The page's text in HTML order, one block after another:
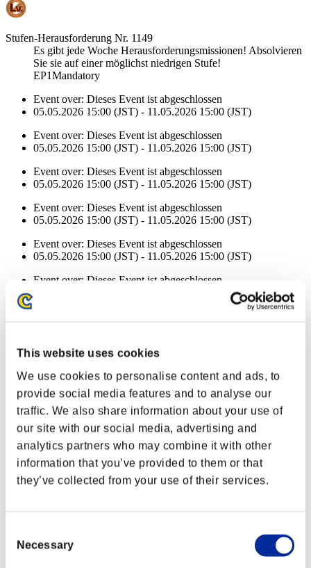
This website uses cookies
We use cookies to personalise content and ads, to
provide social media features and to analyse our
traffic. We also share information about your use of
our site with our social media, advertising and
analytics partners who may combine it with other
information that you’ve provided to them or that
they’ve collected from your use of their services.
Selection
Necessary
Stufen-Herausforderung Nr. 1149
Es gibt jede Woche Herausforderungsmissionen! Absolvieren
Sie sie auf einer möglichst niedrigen Stufe!
EP1Mandatory
Event over: Dieses Event ist abgeschlossen
05.05.2026 15:00 (JST) - 11.05.2026 15:00 (JST)
Event over: Dieses Event ist abgeschlossen
05.05.2026 15:00 (JST) - 11.05.2026 15:00 (JST)
Event over: Dieses Event ist abgeschlossen
05.05.2026 15:00 (JST) - 11.05.2026 15:00 (JST)
Event over: Dieses Event ist abgeschlossen
05.05.2026 15:00 (JST) - 11.05.2026 15:00 (JST)
Event over: Dieses Event ist abgeschlossen
05.05.2026 15:00 (JST) - 11.05.2026 15:00 (JST)
Event over: Dieses Event ist abgeschlossen
05.05.2026 15:00 (JST) - 11.05.2026 15:00 (JST)
Event-Belohnungen
Nach Leistung
Charakter-Stufe: 40 oder weniger
Durchschlagen
Charakter-Stufe: 30 oder weniger
Fernstrecke
Lv.5
Charakter-Stufe: 20 oder weniger